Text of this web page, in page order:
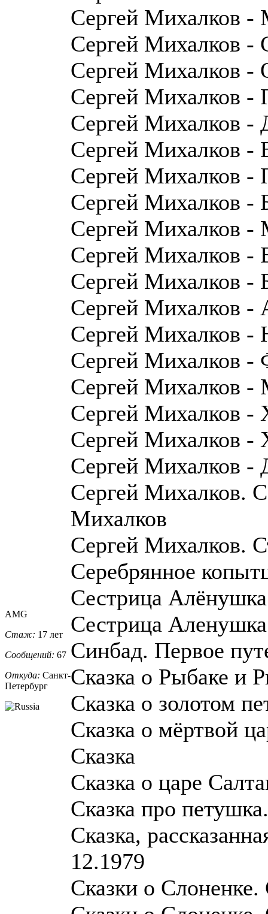
AMG
Стаж: 17 лет
Сообщений: 67
Откуда: Санкт-
Петерб​ург
Сергей Михалков -
Сергей Михалков -
Сергей Михалков -
Сергей Михалков -
Сергей Михалков -
Сергей Михалков -
Сергей Михалков -
Сергей Михалков -
Сергей Михалков -
Сергей Михалков -
Сергей Михалков -
Сергей Михалков -
Сергей Михалков -
Сергей Михалков -
Сергей Михалков
Сергей Михалков -
Сергей Михалков -
Сергей Михалков -
Сергей Михалков.
Михалков
Сергей Михалков.
Серебрянное
Сестрица
Сестрица
Синбад. Первое
Сказка о Рыбаке и
Сказка о золотом
Сказка о мёртвой
Сказка
Сказка о царе
Сказка про
Сказка,
12.1979
Сказки о